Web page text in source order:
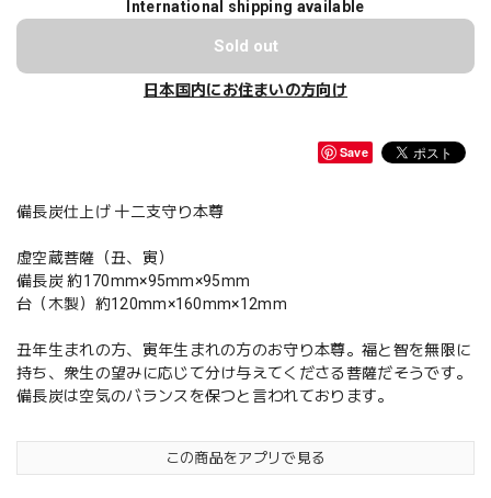
International shipping available
Sold out
日本国内にお住まいの方向け
Save
備長炭仕上げ 十二支守り本尊
虚空蔵菩薩（丑、寅）
備長炭 約170mm×95mm×95mm
台（木製）約120mm×160mm×12mm
丑年生まれの方、寅年生まれの方のお守り本尊。福と智を無限に
持ち、衆生の望みに応じて分け与えてくださる菩薩だそうです。
備長炭は空気のバランスを保つと言われております。
この商品をアプリで見る